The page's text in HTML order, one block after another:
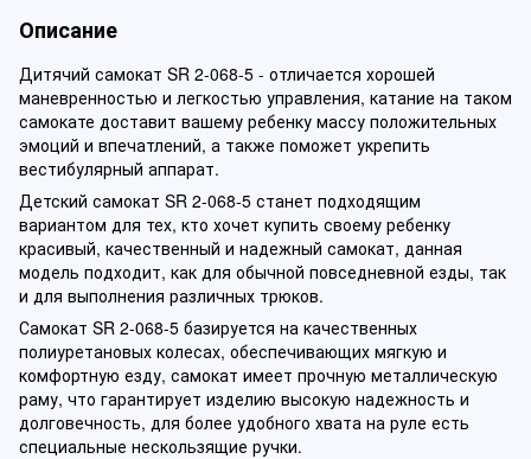
Описание
Дитячий самокат SR 2-068-5 - отличается хорошей
маневренностью и легкостью управления, катание на таком
самокате доставит вашему ребенку массу положительных
эмоций и впечатлений, а также поможет укрепить
вестибулярный аппарат.
Детский самокат SR 2-068-5 станет подходящим
вариантом для тех, кто хочет купить своему ребенку
красивый, качественный и надежный самокат, данная
модель подходит, как для обычной повседневной езды, так
и для выполнения различных трюков.
Самокат SR 2-068-5 базируется на качественных
полиуретановых колесах, обеспечивающих мягкую и
комфортную езду, самокат имеет прочную металлическую
раму, что гарантирует изделию высокую надежность и
долговечность, для более удобного хвата на руле есть
специальные нескользящие ручки.